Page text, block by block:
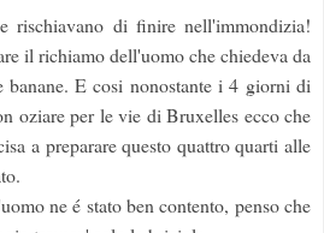
rischiavano di finire nell'immondizia!
il richiamo dell'uomo che chiedeva da
E cosi nonostante i 4 giorni di
oziare per le vie di Bruxelles ecco che
a preparare questo quattro quarti alle
ne é stato ben contento, penso che